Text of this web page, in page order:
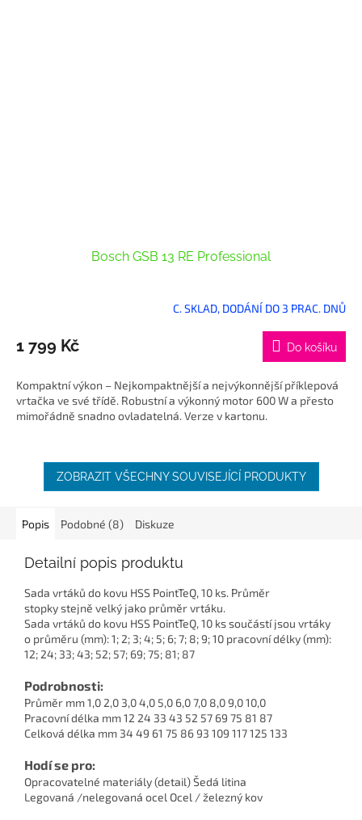
Bosch GSB 13 RE Professional
C. SKLAD, DODÁNÍ DO 3 PRAC. DNŮ
1 799 Kč Do košíku
Kompaktní výkon – Nejkompaktnější a nejvýkonnější příklepová
vrtačka ve své třídě. Robustní a výkonný motor 600 W a přesto
mimořádně snadno ovladatelná. Verze v kartonu.
ZOBRAZIT VŠECHNY SOUVISEJÍCÍ PRODUKTY
Popis Podobné (8) Diskuze
Detailní popis produktu
Sada vrtáků do kovu HSS PointTeQ, 10 ks. Průměr
stopky stejně velký jako průměr vrtáku.
Sada vrtáků do kovu HSS PointTeQ, 10 ks součástí jsou vrtáky
o průměru (mm): 1; 2; 3; 4; 5; 6; 7; 8; 9; 10 pracovní délky (mm):
12; 24; 33; 43; 52; 57; 69; 75; 81; 87
Podrobnosti:
Průměr mm 1,0 2,0 3,0 4,0 5,0 6,0 7,0 8,0 9,0 10,0
Pracovní délka mm 12 24 33 43 52 57 69 75 81 87
Celková délka mm 34 49 61 75 86 93 109 117 125 133
Hodí se pro:
Opracovatelné materiály (detail) Šedá litina
Legovaná /nelegovaná ocel Ocel / železný kov